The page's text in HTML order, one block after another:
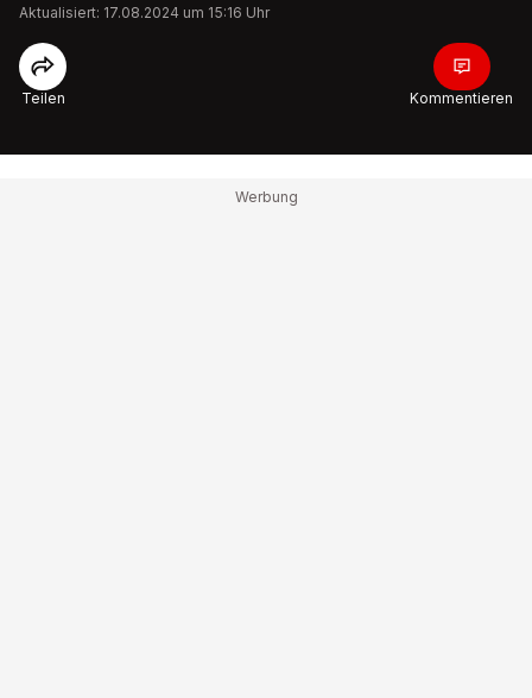
Aktualisiert: 17.08.2024 um 15:16 Uhr
Teilen Kommentieren